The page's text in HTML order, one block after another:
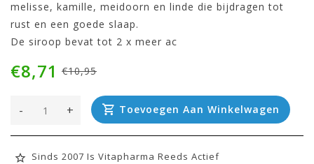
melisse, kamille, meidoorn en linde die bijdragen tot
rust en een goede slaap.
De siroop bevat tot 2 x meer ac
€10,95
€8,71
+
- Toevoegen Aan Winkelwagen
Sinds 2007 Is Vitapharma Reeds Actief